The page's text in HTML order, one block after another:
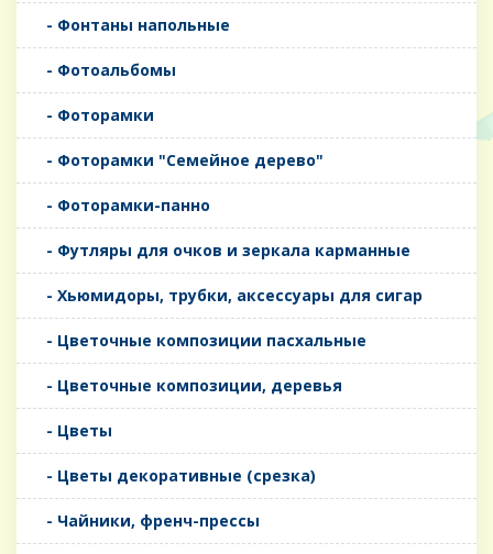
- Фонтаны напольные
- Фотоальбомы
- Фоторамки
- Фоторамки "Семейное дерево"
- Фоторамки-панно
- Футляры для очков и зеркала карманные
- Хьюмидоры, трубки, аксессуары для сигар
- Цветочные композиции пасхальные
- Цветочные композиции, деревья
- Цветы
- Цветы декоративные (срезка)
- Чайники, френч-прессы